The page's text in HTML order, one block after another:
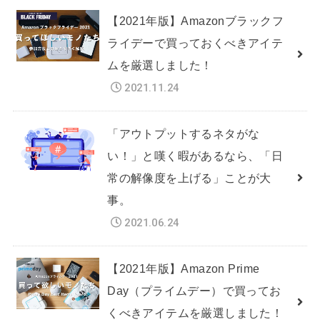
【2021年版】Amazonブラックフ
ライデーで買っておくべきアイテ
ムを厳選しました！
2021.11.24
「アウトプットするネタがな
い！」と嘆く暇があるなら、「日
常の解像度を上げる」ことが大
事。
2021.06.24
【2021年版】Amazon Prime
Day（プライムデー）で買ってお
くべきアイテムを厳選しました！